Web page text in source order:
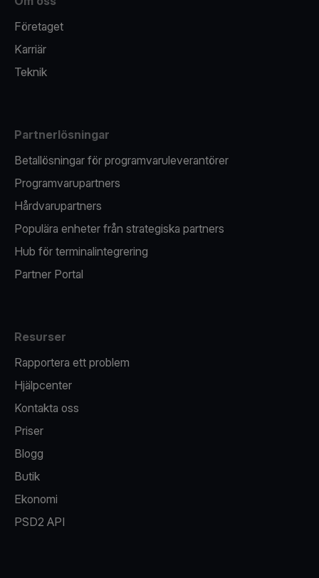
Företaget
Karriär
Teknik
Partnerlösningar
Betallösningar för programvaruleverantörer
Programvarupartners
Hårdvarupartners
Populära enheter från strategiska partners
Hub för terminalintegrering
Partner Portal
Resurser
Rapportera ett problem
Hjälpcenter
Kontakta oss
Priser
Blogg
Butik
Ekonomi
PSD2 API